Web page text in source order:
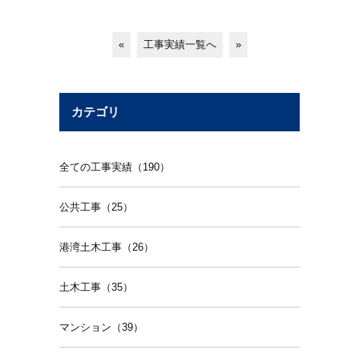
« 工事実績一覧へ »
カテゴリ
全ての工事実績（190）
公共工事（25）
港湾土木工事（26）
土木工事（35）
マンション（39）